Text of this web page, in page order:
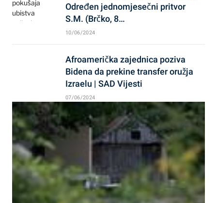
Određen jednomjesečni pritvor
S.M. (Brčko, 8…
10/06/2024
Afroamerička zajednica poziva
Bidena da prekine transfer oružja
Izraelu | SAD Vijesti
07/06/2024